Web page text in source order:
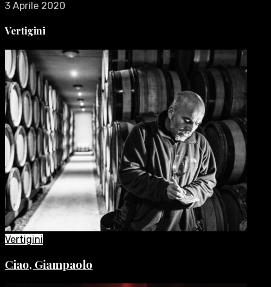
3 Aprile 2020
Vertigini
Vertigini
Ciao, Giampaolo